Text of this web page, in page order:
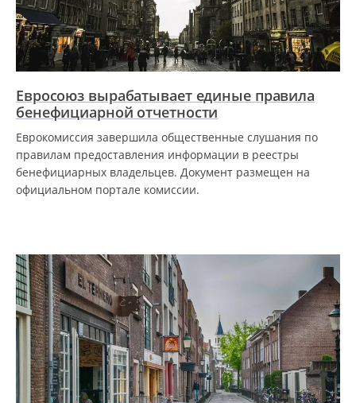
Евросоюз вырабатывает единые правила
бенефициарной отчетности
Еврокомиссия завершила общественные слушания по
правилам предоставления информации в реестры
бенефициарных владельцев. Документ размещен на
официальном портале комиссии.